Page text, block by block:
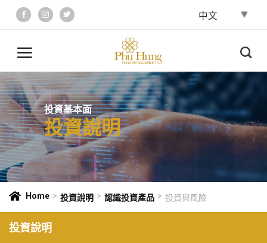
content
投資基本面
投資說明
Home > 投資說明 > 認識投資產品 > 投資與風險
投資說明